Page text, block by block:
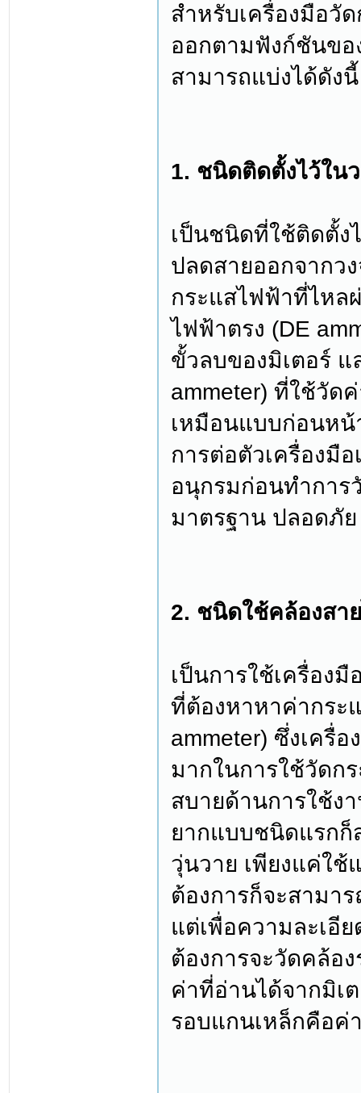
สำหรับเครื่องมือวั
ออกตามฟังก์ชันขอ
สามารถแบ่งได้ดังนี้
1. ชนิดติดตั้งไว้ใน
เป็นชนิดที่ใช้ติดตั้ง
ปลดสายออกจากว
กระแสไฟฟ้าที่ไหล
ไฟฟ้าตรง (DE
ขั้วลบของมิเตอร์
ammeter) ที่ใช้วัด
เหมือนแบบก่อนหน้
การต่อตัวเครื่องมื
อนุกรมก่อนทำการ
มาตรฐาน ปลอดภั
2. ชนิดใช้คล้องสา
เป็นการใช้เครื่อง
ที่ต้องหาหาค่ากระ
ammeter) ซึ่งเครื่
มากในการใช้วัดก
สบายด้านการใช้ง
ยากแบบชนิดแรกก็
วุ่นวาย เพียงแค่ใช้
ต้องการก็จะสามา
แต่เพื่อความละเอี
ต้องการจะวัดคล้อ
ค่าที่อ่านได้จากมิเ
รอบแกนเหล็กคือค่